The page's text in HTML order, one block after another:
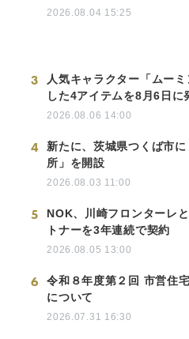
2026.08.04 15:25
3
人気キャラクター「ムー
した4アイテムを8月6日に
2026.08.06 14:00
4
新たに、茨城県つくば市
所」を開設
2026.08.03 11:00
5
NOK、川崎フロンターレ
トナーを3年連続で契約
2026.08.05 13:00
6
令和８年度第２回 市営住
について
2026.07.31 16:30